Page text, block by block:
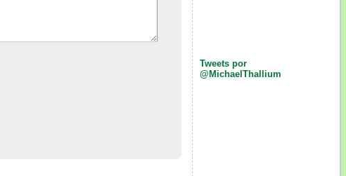
Tweets por
@MichaelThallium